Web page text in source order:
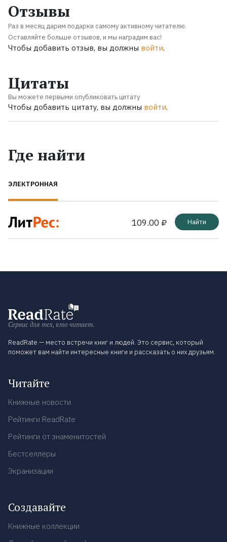
Отзывы
Раз в месяц дарим подарки самому активному читателю.
Оставляйте больше отзывов, и мы наградим вас!
Чтобы добавить отзыв, вы должны войти.
Цитаты
Вы можете первыми опубликовать цитату
Чтобы добавить цитату, вы должны войти.
Где найти
ЭЛЕКТРОННАЯ
109.00 ₽ Найти
Сервис для тех, кто читает.
ReadRate — место встречи книг и людей. Это сервис, который
поможет вам найти интересные книги и рассказать о них друзьям.
Читайте
Книжные новости
Рейтинги ReadRate
Рейтинги от знаменитостей
Бестселлеры
Экранизации
Создавайте
Книжные коллекции